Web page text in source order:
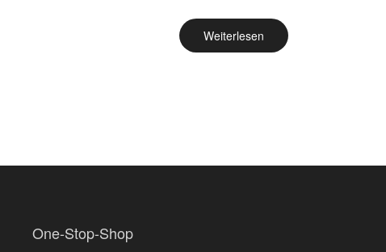
Weiterlesen
One-Stop-Shop